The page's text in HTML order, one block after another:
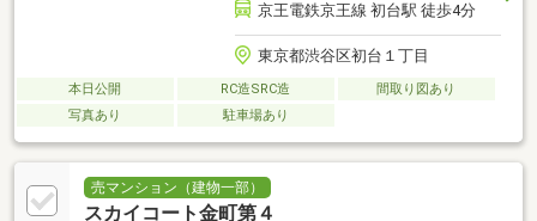
京王電鉄京王線 初台駅 徒歩4分
東京都渋谷区初台１丁目
本日公開 RC造SRC造
間取り図あり
写真あり
駐車場あり
売マンション（建物一部）
スカイコート金町第４